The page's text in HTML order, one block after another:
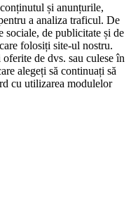
și anunțurile,
a analiza traficul. De
sociale, de publicitate și de
folosiți site-ul nostru.
de dvs. sau culese în
alegeți să continuați să
cu utilizarea modulelor